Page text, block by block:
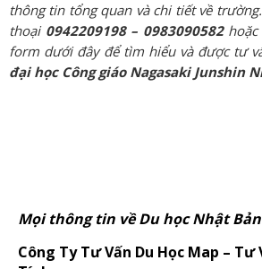
thông tin tổng quan và chi tiết về
thoại 0942209198 – 0983090582hoặc
form dưới đây để tìm hiểu và được tư
đại học Công giáo Nagasaki Junshin
Mọi thông tin về Du học Nhật
Công Ty Tư Vấn Du Học Map – Tư